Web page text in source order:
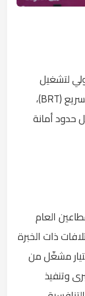
لتشغيل
المرحلة الأولى من مشروع حافلات التردد السريع (BRT)،
حدود أمانة
العام
ذات الخبرة
مشغّل من
وتنفيذ